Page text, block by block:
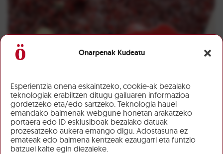
Onarpenak Kudeatu
Esperientzia onena eskaintzeko, cookie-ak bezalako
teknologiak erabiltzen ditugu gailuaren informazioa
gordetzeko eta/edo sartzeko. Teknologia hauei
emandako baimenak webgune honetan arakatzeko
portaera edo ID esklusiboak bezalako datuak
prozesatzeko aukera emango digu. Adostasuna ez
emateak edo baimena kentzeak ezaugarri eta funtzio
batzuei kalte egin diezaieke.